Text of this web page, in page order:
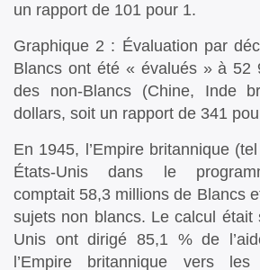
un rapport de 101 pour 1.
Graphique 2 : Évaluation par
Blancs ont été « évalués » à 52
des non-Blancs (Chine, Inde
dollars, soit un rapport de 341
En 1945, l’Empire britannique
États-Unis dans le
comptait 58,3 millions de Blancs
sujets non blancs. Le calcul était
Unis ont dirigé 85,1 % de
l’Empire britannique vers